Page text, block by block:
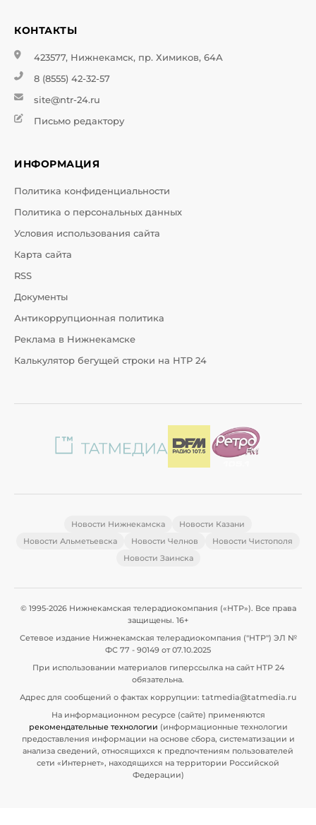
КОНТАКТЫ
423577, Нижнекамск, пр. Химиков, 64А
8 (8555) 42-32-57
site@ntr-24.ru
Письмо редактору
ИНФОРМАЦИЯ
Политика конфиденциальности
Политика о персональных данных
Условия использования сайта
Карта сайта
RSS
Документы
Антикоррупционная политика
Реклама в Нижнекамске
Калькулятор бегущей строки на НТР 24
Новости Нижнекамска
Новости Казани
Новости Альметьевска
Новости Челнов
Новости Чистополя
Новости Заинска
© 1995-2026 Нижнекамская телерадиокомпания («НТР»). Все права
защищены. 16+
Сетевое издание Нижнекамская телерадиокомпания ("НТР") ЭЛ №
ФС 77 - 90149 от 07.10.2025
При использовании материалов гиперссылка на сайт НТР 24
обязательна.
Адрес для сообщений о фактах коррупции: tatmedia@tatmedia.ru
На информационном ресурсе (сайте) применяются
рекомендательные технологии (информационные технологии
предоставления информации на основе сбора, систематизации и
анализа сведений, относящихся к предпочтениям пользователей
сети «Интернет», находящихся на территории Российской
Федерации)